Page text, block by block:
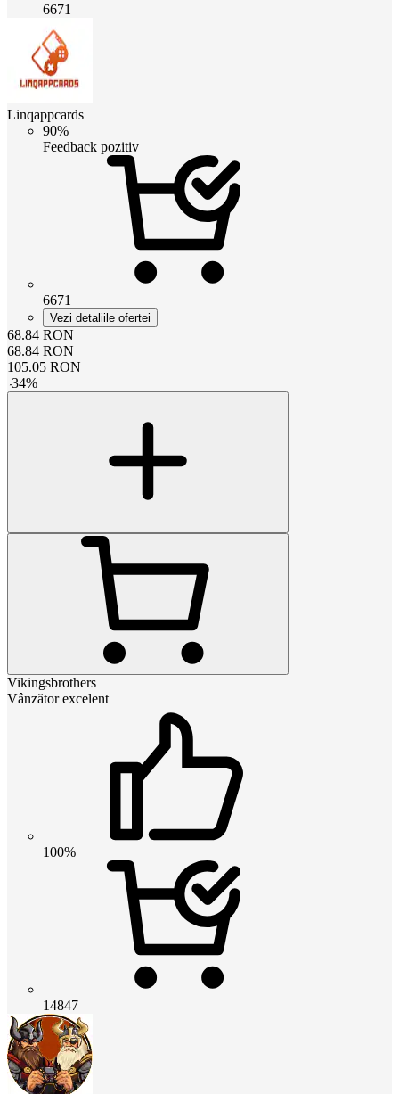
6671
Linqappcards
90%
Feedback pozitiv
6671
Vezi detaliile ofertei
68.84 RON
68.84 RON
105.05 RON
-34%
Vikingsbrothers
Vânzător excelent
100%
14847